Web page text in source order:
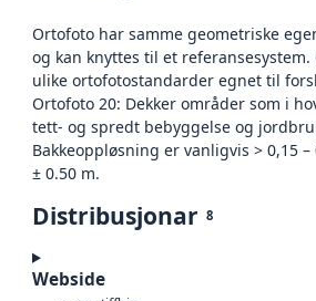
Ortofoto har samme geometriske
og kan knyttes til et
ulike ortofotostandarder egnet til
Ortofoto 20: Dekker områder som i
tett- og spredt bebyggelse og
Bakkeoppløsning er vanligvis > 0,15
± 0.50 m.
Distribusjonar 8
Webside